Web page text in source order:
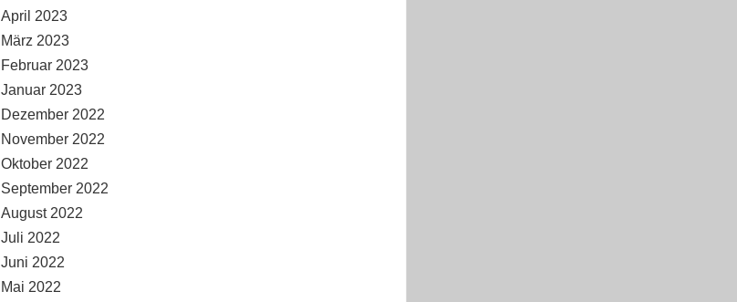
April 2023
März 2023
Februar 2023
Januar 2023
Dezember 2022
November 2022
Oktober 2022
September 2022
August 2022
Juli 2022
Juni 2022
Mai 2022